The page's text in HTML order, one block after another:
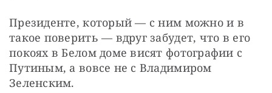
Президенте, который — с ним можно и в
такое поверить — вдруг забудет, что в его
покоях в Белом доме висят фотографии с
Путиным, а вовсе не с Владимиром
Зеленским.